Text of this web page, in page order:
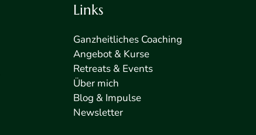
Links
Ganzheitliches Coaching
Angebot & Kurse
Retreats & Events
Über mich
Blog & Impulse
Newsletter